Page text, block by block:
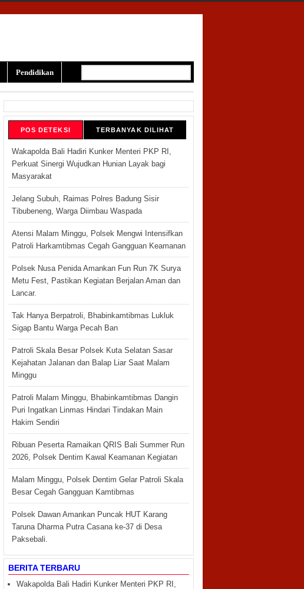
Pendidikan
POS DETEKSI TERBANYAK DILIHAT
Wakapolda Bali Hadiri Kunker Menteri PKP RI,
Perkuat Sinergi Wujudkan Hunian Layak bagi
Masyarakat
Jelang Subuh, Raimas Polres Badung Sisir
Tibubeneng, Warga Diimbau Waspada
Atensi Malam Minggu, Polsek Mengwi Intensifkan
Patroli Harkamtibmas Cegah Gangguan Keamanan
Polsek Nusa Penida Amankan Fun Run 7K Surya
Metu Fest, Pastikan Kegiatan Berjalan Aman dan
Lancar.
Tak Hanya Berpatroli, Bhabinkamtibmas Lukluk
Sigap Bantu Warga Pecah Ban
Patroli Skala Besar Polsek Kuta Selatan Sasar
Kejahatan Jalanan dan Balap Liar Saat Malam
Minggu
Patroli Malam Minggu, Bhabinkamtibmas Dangin
Puri Ingatkan Linmas Hindari Tindakan Main
Hakim Sendiri
Ribuan Peserta Ramaikan QRIS Bali Summer Run
2026, Polsek Dentim Kawal Keamanan Kegiatan
Malam Minggu, Polsek Dentim Gelar Patroli Skala
Besar Cegah Gangguan Kamtibmas
Polsek Dawan Amankan Puncak HUT Karang
Taruna Dharma Putra Casana ke-37 di Desa
Paksebali.
BERITA TERBARU
Wakapolda Bali Hadiri Kunker Menteri PKP RI,